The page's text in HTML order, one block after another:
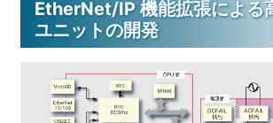
EtherNet/IP 機能拡張による
ユニットの開発